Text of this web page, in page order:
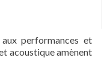
performances et
acoustique amènent